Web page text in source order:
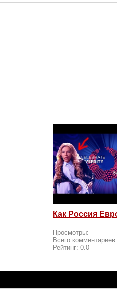
Просмотры:
Всего комментариев:
Рейтинг: 0.0